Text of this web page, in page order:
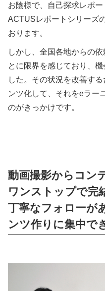
お陰様で、自己探求レポ
ACTUSレポートシリーズ
おります。
しかし、全国各地からの
とに限界を感じており、
した。その状況を改善す
ンツ化して、それをeラー
のがきっかけです。
動画撮影からコン
ワンストップで完
丁寧なフォローが
ンツ作りに集中で